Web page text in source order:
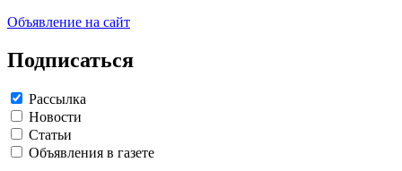
Объявление на сайт
Подписаться
Рассылка
Новости
Статьи
Объявления в газете